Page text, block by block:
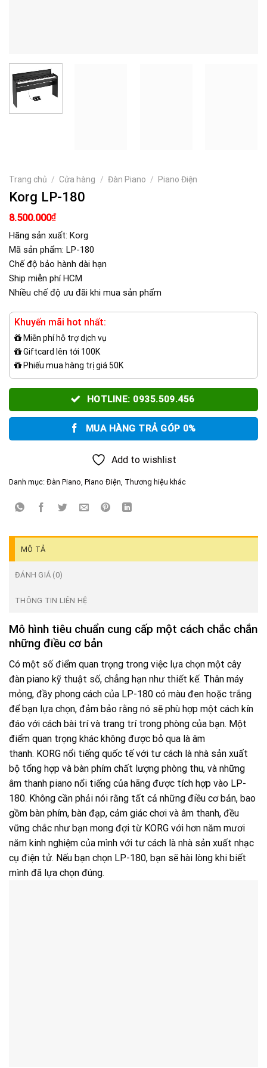
Trang chủ / Cửa hàng / Đàn Piano / Piano Điện
Korg LP-180
Giá
là:
9.500.000₫.
8.500.000₫Giá
tại
8.500.000₫.
Hãng sản xuất: Korg
Mã sản phẩm: LP-180
Chế độ bảo hành dài hạn
Ship miễn phí HCM
Nhiều chế độ ưu đãi khi mua sản phẩm
Khuyến mãi hot nhất:
Miễn phí hỗ trợ dịch vụ
Giftcard lên tới 100K
Phiếu mua hàng trị giá 50K
HOTLINE: 0935.509.456
MUA HÀNG TRẢ GÓP 0%
Add to wishlist
Danh mục: Đàn Piano Piano Điện Thương hiệu khác
MÔ TẢ
ĐÁNH GIÁ (0)
THÔNG TIN LIÊN HỆ
Mô hình tiêu chuẩn cung cấp một cách chắc chắn
những điều cơ bản
Có một số điểm quan trọng trong việc lựa chọn một cây
đàn piano kỹ thuật số, chẳng hạn như thiết kế. Thân máy
mỏng, đầy phong cách của LP-180 có màu đen hoặc trắng
để bạn lựa chọn, đảm bảo rằng nó sẽ phù hợp một cách kín
đáo với cách bài trí và trang trí trong phòng của bạn. Một
điểm quan trọng khác không được bỏ qua là âm
thanh. KORG nổi tiếng quốc tế với tư cách là nhà sản xuất
bộ tổng hợp và bàn phím chất lượng phòng thu, và những
âm thanh piano nổi tiếng của hãng được tích hợp vào LP-
180. Không cần phải nói rằng tất cả những điều cơ bản, bao
gồm bàn phím, bàn đạp, cảm giác chơi và âm thanh, đều
vững chắc như bạn mong đợi từ KORG với hơn năm mươi
năm kinh nghiệm của mình với tư cách là nhà sản xuất nhạc
cụ điện tử. Nếu bạn chọn LP-180, bạn sẽ hài lòng khi biết
mình đã lựa chọn đúng.